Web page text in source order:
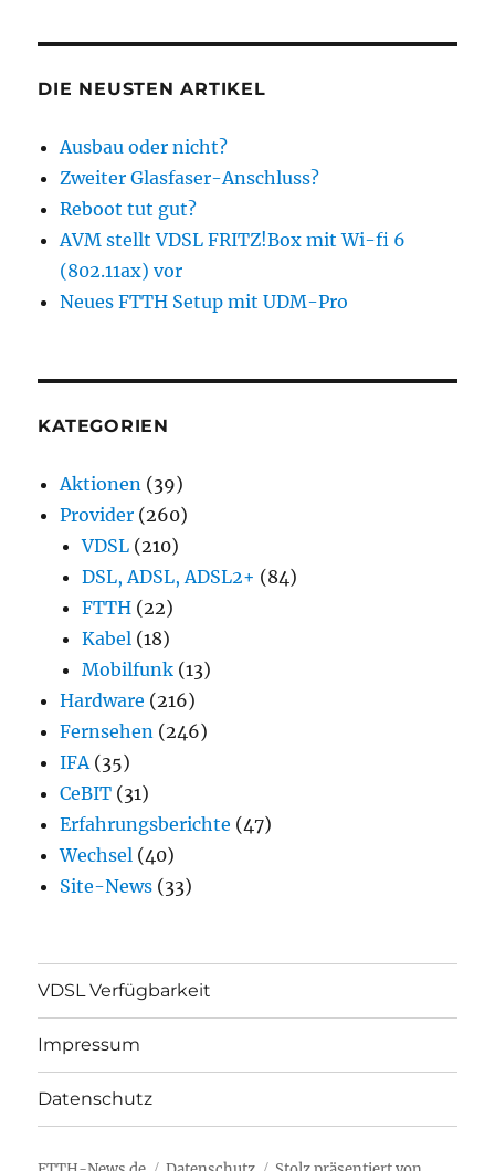
DIE NEUSTEN ARTIKEL
Ausbau oder nicht?
Zweiter Glasfaser-Anschluss?
Reboot tut gut?
AVM stellt VDSL FRITZ!Box mit Wi-fi 6
(802.11ax) vor
Neues FTTH Setup mit UDM-Pro
KATEGORIEN
Aktionen (39)
Provider (260)
VDSL (210)
DSL, ADSL, ADSL2+ (84)
FTTH (22)
Kabel (18)
Mobilfunk (13)
Hardware (216)
Fernsehen (246)
IFA (35)
CeBIT (31)
Erfahrungsberichte (47)
Wechsel (40)
Site-News (33)
VDSL Verfügbarkeit
Impressum
Datenschutz